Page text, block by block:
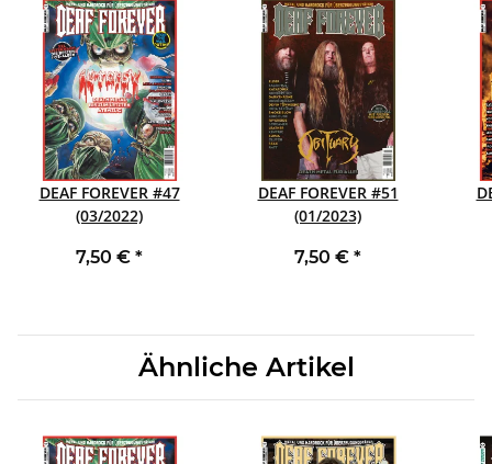
DEAF FOREVER #47
(03/2022)
7,50 € *
DEAF FOREVER #51
(01/2023)
7,50 € *
Ähnliche Artikel